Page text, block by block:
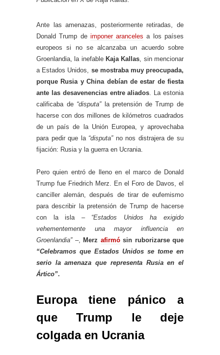
Ante las amenazas, posteriormente retiradas, de
Donald Trump de imponer aranceles a los países
europeos si no se alcanzaba un acuerdo sobre
Groenlandia, la inefable Kaja Kallas, sin mencionar
a Estados Unidos, se mostraba muy preocupada,
porque Rusia y China debían de estar de fiesta
ante las desavenencias entre aliados. La estonia
calificaba de “disputa”la pretensión de Trump de
hacerse con dos millones de kilómetros cuadrados
de un país de la Unión Europea, y aprovechaba
para pedir que la “disputa”no nos distrajera de su
fijación: Rusia y la guerra en Ucrania.
Pero quien entró de lleno en el marco de Donald
Trump fue Friedrich Merz. En el Foro de Davos, el
canciller alemán, después de tirar de eufemismo
para describir la pretensión de Trump de hacerse
con la isla – “Estados Unidos ha exigido
vehementemente una mayor influencia en
Groenlandia” –, Merz afirmósin ruborizarse que
“Celebramos que Estados Unidos se tome en
serio la amenaza que representa Rusia en el
Ártico”.
Europa tiene pánico a
que Trump le deje
colgada en Ucrania